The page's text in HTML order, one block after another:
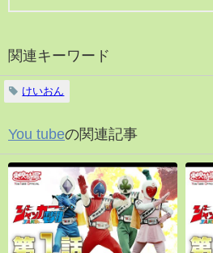
関連キーワード
けいおん
You tubeの関連記事